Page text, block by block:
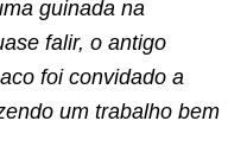
guinada na
falir, o antigo
foi convidado a
um trabalho bem